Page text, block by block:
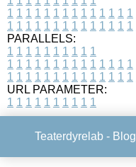
1 1 1 1 1 1 1 1 1 1 1 1 1 1
1 1 1 1 1 1 1 1 1 1 1 1 1 1
PARALLELS:
1 1 1 1 1 1 1 1 1 1
1 1 1 1 1 1 1 1 1 1 1 1 1 1
1 1 1 1 1 1 1 1 1 1 1 1 1 1
URL PARAMETER:
1 1 1 1 1 1 1 1 1 1
Teaterdyrelab - Blog